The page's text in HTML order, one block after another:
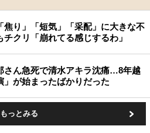
焦り」「短気」「采配」に大きな不
クリ「崩れてる感じするわ」
さん急死で清水アキラ沈痛…8年越
」が始まったばかりだった
もっとみる